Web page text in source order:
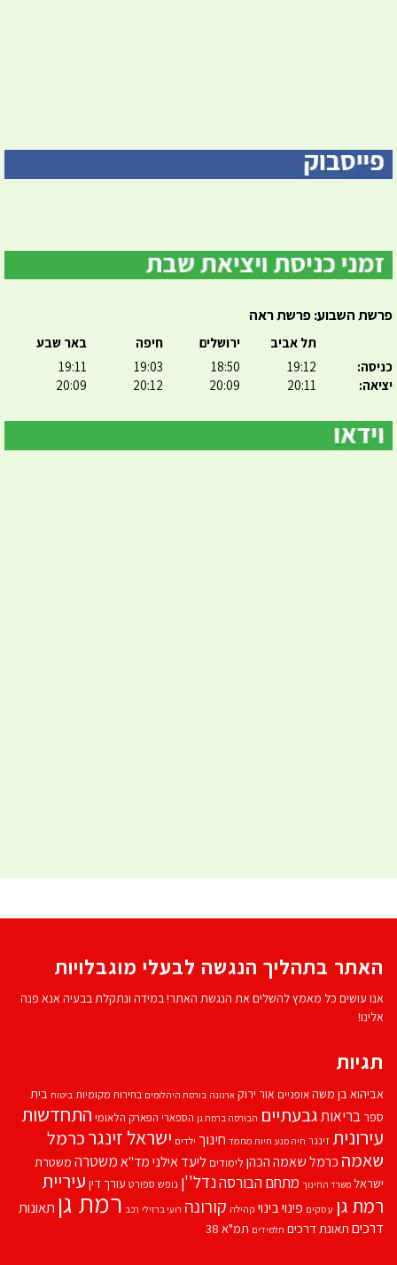
פרשת השבוע: פרשת ראה
כניסה:
יציאה:
תל אביב
19:12
20:11
ירושלים
18:50
20:09
חיפה
19:03
20:12
באר שבע
19:11
20:09
האתר בתהליך הנגשה לבעלי מוגבלויות
אנו עושים כל מאמץ להשלים את הנגשת האתר! במידה ונתקלת בבעיה אנא פנה
אלינו!
תגיות
אביהוא בן משהאופניים אור ירוק ארנונה בורסת היהלומים בחירות מקומיות ביטוח בית
ספרבריאותגבעתיים הבורסה ברמת גן הספארי הפארק הלאומי התחדשות
עירוניתזינגר חיה מנע חיות מחמד חינוך ילדים ישראל זינגרכרמל
שאמה כרמל שאמה הכהן לימודים ליעד אילנימד''אמשטרה משטרת
ישראל משרד החינוך מתחם הבורסהנדל''ן נופש ספורט עורך דין עיריית
רמת גן עסקים פינוי בינוי קהילה קורונה רועי ברזילי רכב רמת גן תאונות
דרכים תאונת דרכים תלמידים תמ"א 38